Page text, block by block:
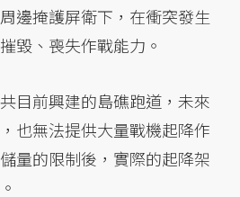
邊掩護屏衛下，在衝突發生
毀、喪失作戰能力。
目前興建的島礁跑道，未來
也無法提供大量戰機起降作
量的限制後，實際的起降架